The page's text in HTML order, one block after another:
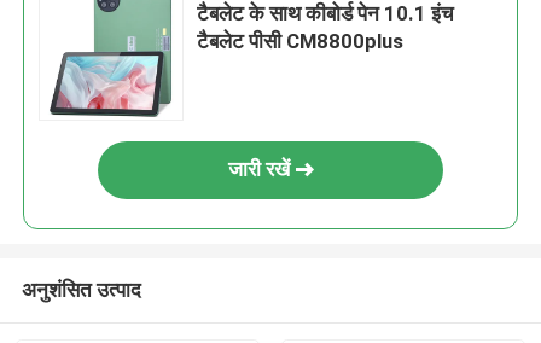
टैबलेट के साथ कीबोर्ड पेन 10.1 इंच
टैबलेट पीसी CM8800plus
जारी रखें
अनुशंसित उत्पाद